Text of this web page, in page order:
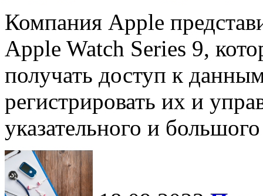
Компания Apple
Apple Watch Series 9,
получать доступ к
регистрировать их и
указательного и